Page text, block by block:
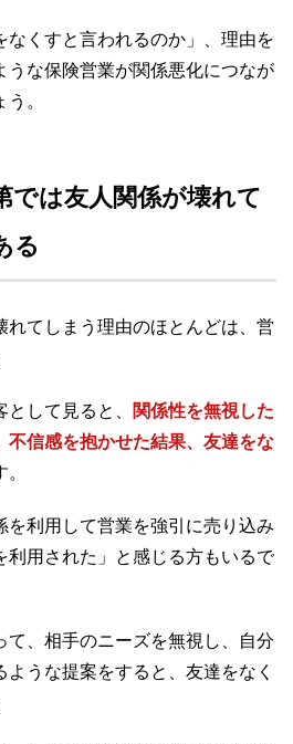
なくすと言われるのか」、理由を
うな保険営業が関係悪化につなが
。
では友人関係が壊れて
る
れてしまう理由のほとんどは、営
して見ると、
関係性を無視した
不信感を抱かせた結果、友達をな
を利用して営業を強引に売り込み
利用された」と感じる方もいるで
て、相手のニーズを無視し、自分
うな提案をすると、友達をなく